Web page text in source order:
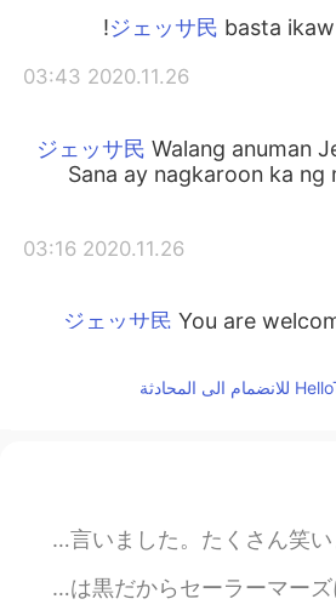
basta
2020.11.26 03:43
Walang anuman
Sana ay nagkaroon ka ng
2020.11.26 03:16
You are
2020.11.26 03:15
直してくれてありがと
普通に、自分の肌の色についてのコメントを受け取るのは嫌いです。でも、今日は、患者さんは私に「あなたの肌の色が好き！羨ましい
今日はセーラームーンになりました！🌙 ブロンドの髪は私に全然合わなくても、セーラームーンの制服が一番可愛いだから、セー